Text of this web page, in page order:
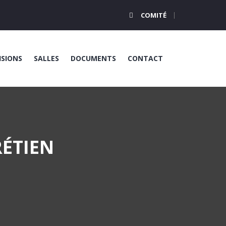
COMITÉ
SALLES DOCUMENTS CONTACT